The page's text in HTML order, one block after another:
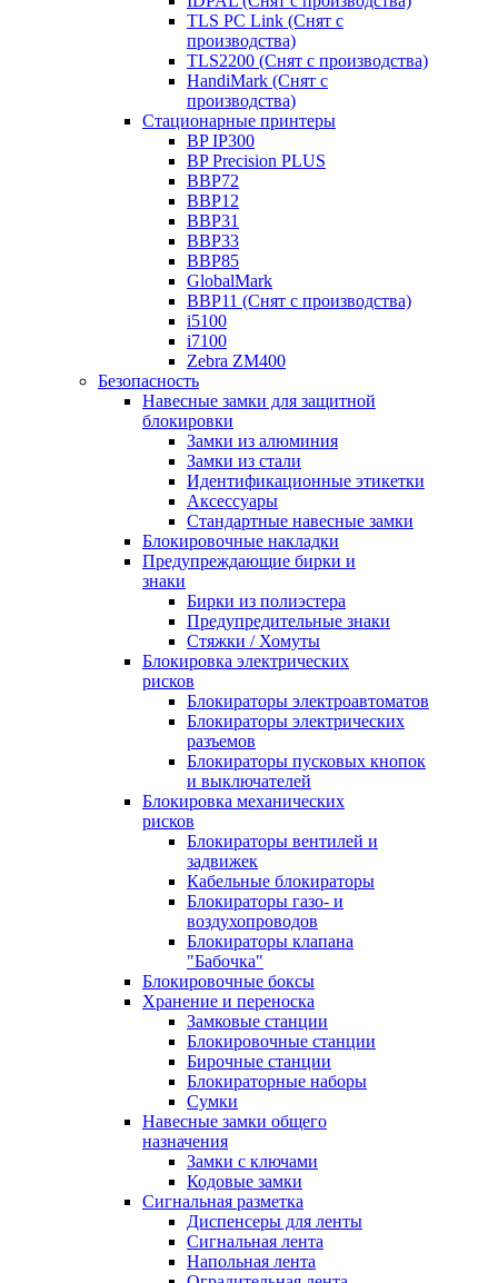
TLS PC Link (Снят с
производства)
TLS2200 (Снят с производства)
HandiMark (Снят с
производства)
Стационарные принтеры
BP IP300
BP Precision PLUS
BBP72
BBP12
BBP31
BBP33
BBP85
GlobalMark
BBP11 (Снят с производства)
i5100
i7100
Zebra ZM400
Безопасность
Навесные замки для защитной
блокировки
Замки из алюминия
Замки из стали
Идентификационные этикетки
Аксессуары
Стандартные навесные замки
Блокировочные накладки
Предупреждающие бирки и
знаки
Бирки из полиэстера
Предупредительные знаки
Стяжки / Хомуты
Блокировка электрических
рисков
Блокираторы электроавтоматов
Блокираторы электрических
разъемов
Блокираторы пусковых кнопок
и выключателей
Блокировка механических
рисков
Блокираторы вентилей и
задвижек
Кабельные блокираторы
Блокираторы газо- и
воздухопроводов
Блокираторы клапана
"Бабочка"
Блокировочные боксы
Хранение и переноска
Замковые станции
Блокировочные станции
Бирочные станции
Блокираторные наборы
Сумки
Навесные замки общего
назначения
Замки с ключами
Кодовые замки
Сигнальная разметка
Диспенсеры для ленты
Сигнальная лента
Напольная лента